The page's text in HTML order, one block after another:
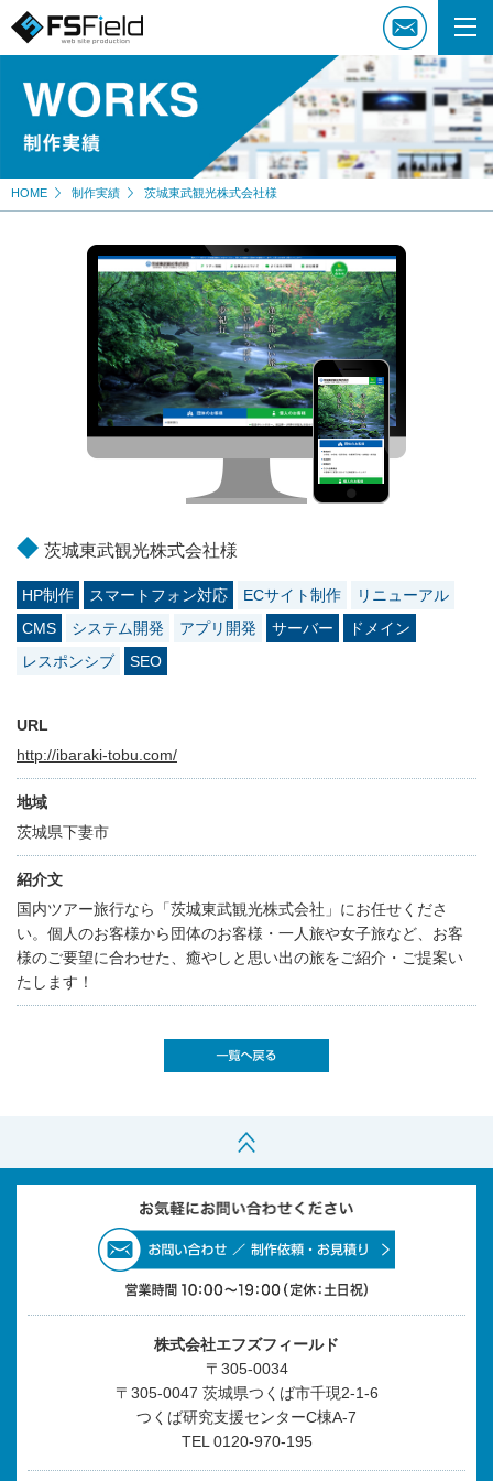
HOME 制作実績 茨城東武観光株式会社様
茨城東武観光株式会社様
HP制作 スマートフォン対応 ECサイト制作
リニューアル
CMS
システム開発 アプリ開発 サーバー
ドメイン
レスポンシブ
SEO
URL
http://ibaraki-tobu.com/
地域
茨城県下妻市
紹介文
国内ツアー旅行なら「茨城東武観光株式会社」にお任せくださ
い。個人のお客様から団体のお客様・一人旅や女子旅など、お客
様のご要望に合わせた、癒やしと思い出の旅をご紹介・ご提案い
たします！
株式会社エフズフィールド
〒305-0034
〒305-0047 茨城県つくば市千現2-1-6
つくば研究支援センターC棟A-7
TEL 0120-970-195